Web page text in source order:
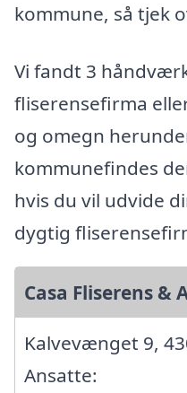
kommune, så tjek
Vi fandt 3
fliserensefirma
og omegn
kommunefindes
hvis du vil udvide
dygtig
Casa Fliserens &
Kalvevænget 9,
Ansatte: